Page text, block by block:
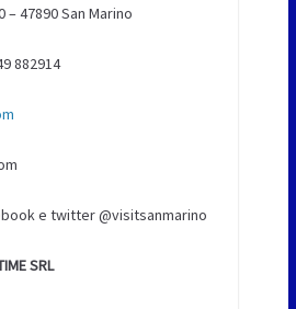
47890 San Marino
882914
e twitter @visitsanmarino
SRL